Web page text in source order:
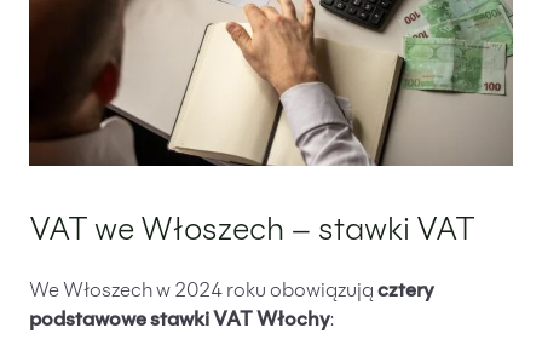
VAT we Włoszech – stawki VAT
We Włoszech w 2024 roku obowiązują cztery
podstawowe stawki VAT Włochy: